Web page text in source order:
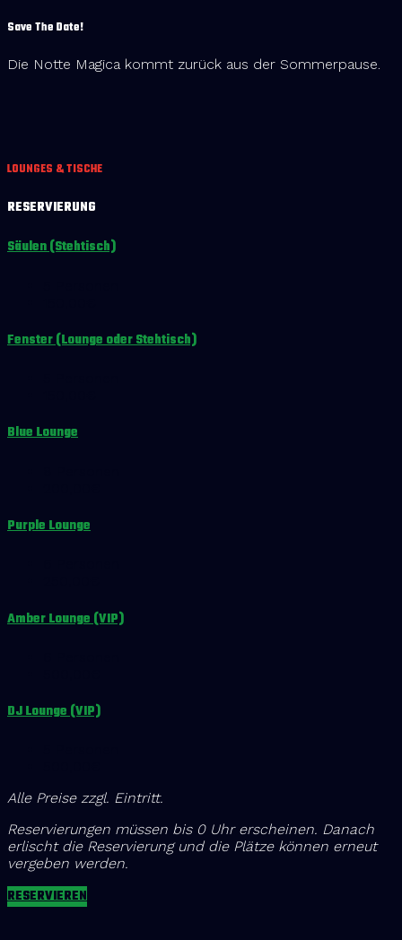
Save The Date!
Die Notte Magica kommt zurück aus der Sommerpause.
LOUNGES & TISCHE
RESERVIERUNG
Säulen (Stehtisch)
Fenster (Lounge oder Stehtisch)
Blue Lounge
Purple Lounge
Amber Lounge (VIP)
DJ Lounge (VIP)
Alle Preise zzgl. Eintritt.
Reservierungen müssen bis 0 Uhr erscheinen. Danach
erlischt die Reservierung und die Plätze können erneut
vergeben werden.
RESERVIEREN